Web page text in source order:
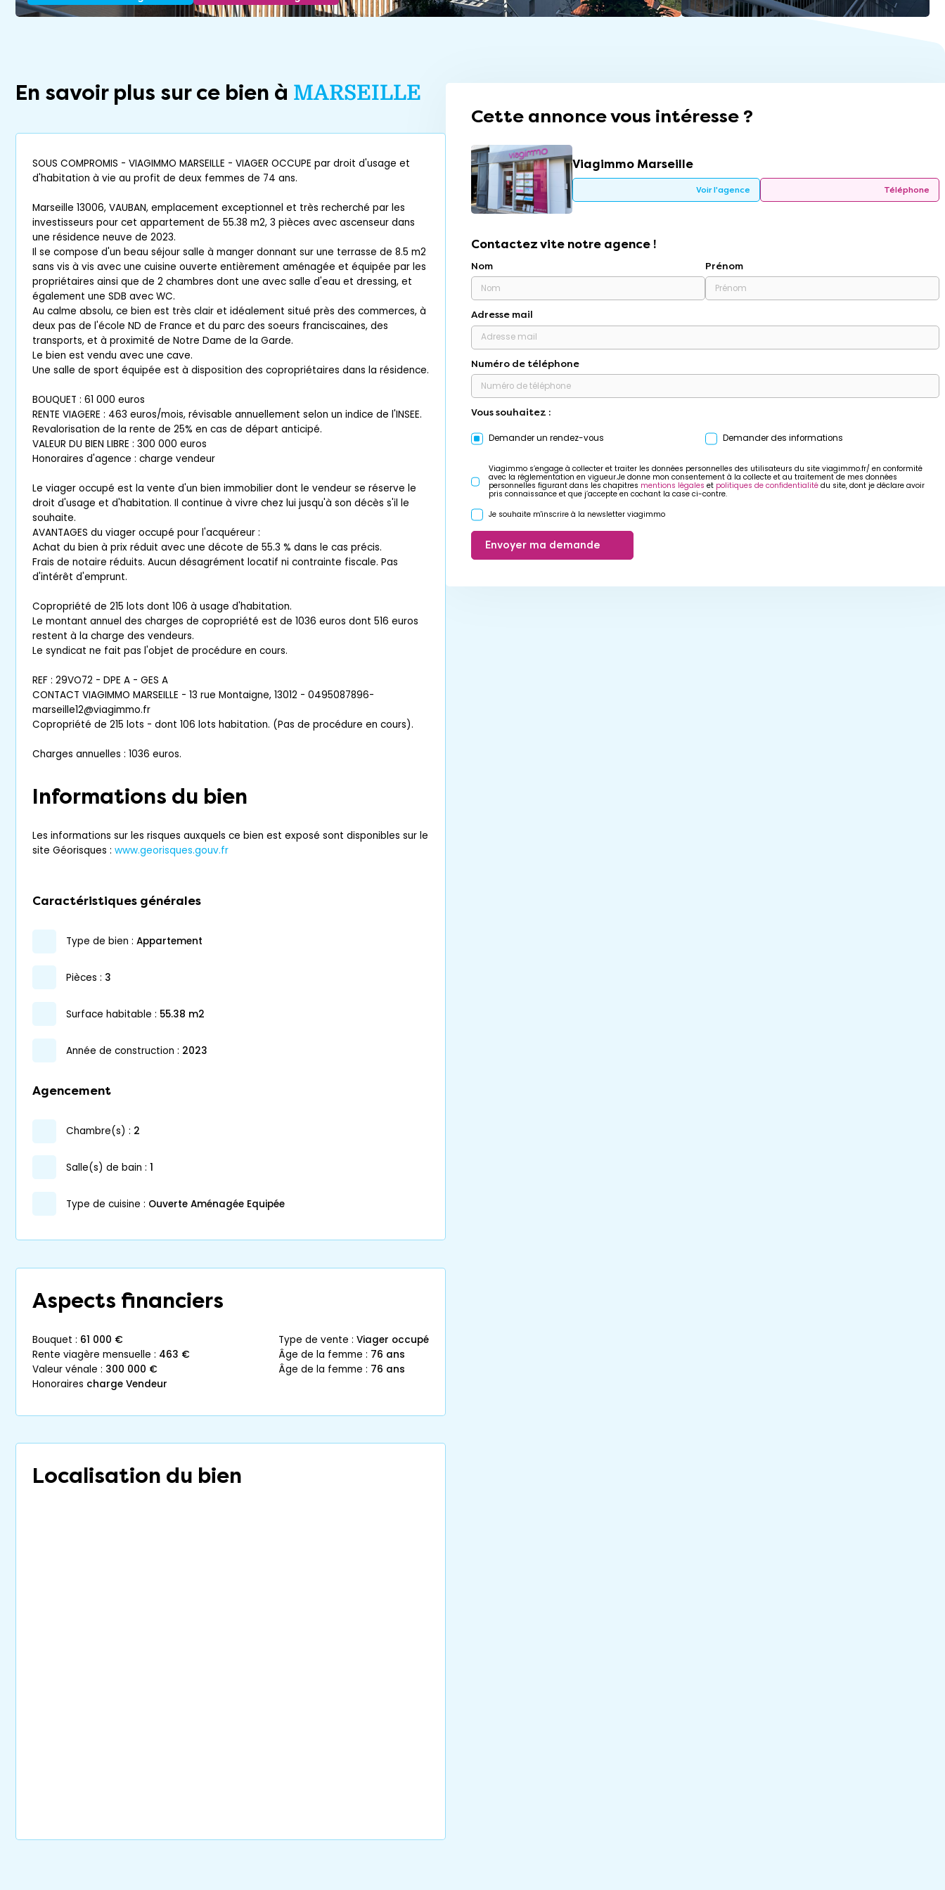
En savoir plus sur ce bien à MARSEILLE
SOUS COMPROMIS - VIAGIMMO MARSEILLE - VIAGER OCCUPE par droit d'usage et
d'habitation à vie au profit de deux femmes de 74 ans.
Marseille 13006, VAUBAN, emplacement exceptionnel et très recherché par les
investisseurs pour cet appartement de 55.38 m2, 3 pièces avec ascenseur dans
une résidence neuve de 2023.
Il se compose d'un beau séjour salle à manger donnant sur une terrasse de 8.5 m2
sans vis à vis avec une cuisine ouverte entièrement aménagée et équipée par les
propriétaires ainsi que de 2 chambres dont une avec salle d'eau et dressing, et
également une SDB avec WC.
Au calme absolu, ce bien est très clair et idéalement situé près des commerces, à
deux pas de l'école ND de France et du parc des soeurs franciscaines, des
transports, et à proximité de Notre Dame de la Garde.
Le bien est vendu avec une cave.
Une salle de sport équipée est à disposition des copropriétaires dans la résidence.
BOUQUET : 61 000 euros
RENTE VIAGERE : 463 euros/mois, révisable annuellement selon un indice de l'INSEE.
Revalorisation de la rente de 25% en cas de départ anticipé.
VALEUR DU BIEN LIBRE : 300 000 euros
Honoraires d'agence : charge vendeur
Le viager occupé est la vente d'un bien immobilier dont le vendeur se réserve le
droit d'usage et d'habitation. Il continue à vivre chez lui jusqu'à son décès s'il le
souhaite.
AVANTAGES du viager occupé pour l'acquéreur :
Achat du bien à prix réduit avec une décote de 55.3 % dans le cas précis.
Frais de notaire réduits. Aucun désagrément locatif ni contrainte fiscale. Pas
d'intérêt d'emprunt.
Copropriété de 215 lots dont 106 à usage d'habitation.
Le montant annuel des charges de copropriété est de 1036 euros dont 516 euros
restent à la charge des vendeurs.
Le syndicat ne fait pas l'objet de procédure en cours.
REF : 29VO72 - DPE A - GES A
CONTACT VIAGIMMO MARSEILLE - 13 rue Montaigne, 13012 - 0495087896-
marseille12@viagimmo.fr
Copropriété de 215 lots - dont 106 lots habitation. (Pas de procédure en cours).
Charges annuelles : 1036 euros.
Informations du bien
Les informations sur les risques auxquels ce bien est exposé sont disponibles sur le
site Géorisques : www.georisques.gouv.fr
Caractéristiques générales
type de bien : appartement
pièces : 3
surface habitable : 55.38 m2
année de construction : 2023
Agencement
chambre(s) : 2
salle(s) de bain : 1
Type de cuisine : Ouverte Aménagée Equipée
Aspects financiers
bouquet : 61 000 €
rente viagère mensuelle : 463 €
valeur vénale : 300 000 €
honoraires charge Vendeur
type de vente : Viager occupé
âge de la femme : 76 ans
âge de la femme : 76 ans
Localisation du bien
Cette annonce vous intéresse ?
Viagimmo Marseille
Voir l'agence Téléphone
Contactez vite notre agence !
Nom Prénom
Adresse mail
Numéro de téléphone
Vous souhaitez :
Demander un rendez-vous Demander des informations
Viagimmo s’engage à collecter et traiter les données personnelles des utilisateurs du site viagimmo.fr/ en conformité
avec la réglementation en vigueur.Je donne mon consentement à la collecte et au traitement de mes données
personnelles figurant dans les chapitres mentions légales et politiques de confidentialité du site, dont je déclare avoir
pris connaissance et que j’accepte en cochant la case ci-contre.
Je souhaite m'inscrire à la newsletter viagimmo
Envoyer ma demande